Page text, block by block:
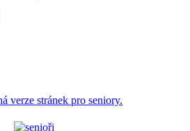
verze stránek pro seniory.